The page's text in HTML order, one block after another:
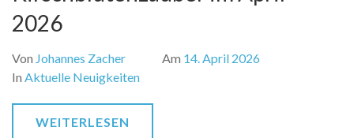
2026
Von Johannes Zacher Am 14. April 2026
In Aktuelle Neuigkeiten
WEITERLESEN